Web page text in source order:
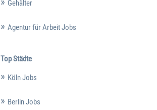
Gehälter
Agentur für Arbeit Jobs
Top Städte
Köln Jobs
Berlin Jobs